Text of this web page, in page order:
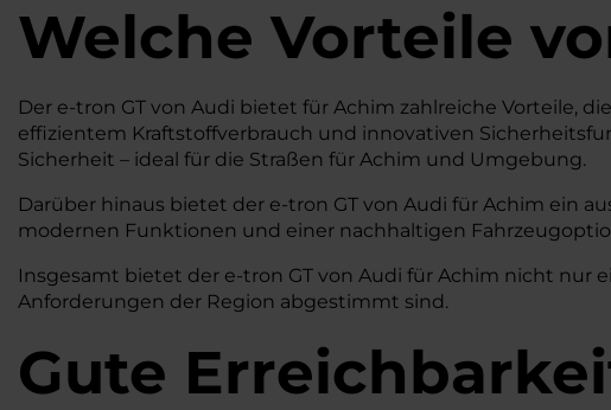
Welche Vorteile
Der e-tron GT von Audi bietet für Achim zahlreiche Vorteile,
effizientem Kraftstoffverbrauch und innovativen
Sicherheit – ideal für die Straßen für Achim und Umgebung.
Darüber hinaus bietet der e-tron GT von Audi für Achim ein
modernen Funktionen und einer nachhaltigen
Insgesamt bietet der e-tron GT von Audi für Achim nicht nur
Anforderungen der Region abgestimmt sind.
Gute